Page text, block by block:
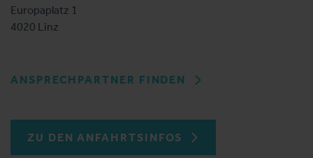
Europaplatz 1
4020 Linz
ANSPRECHPARTNER FINDEN
ZU DEN ANFAHRTSINFOS